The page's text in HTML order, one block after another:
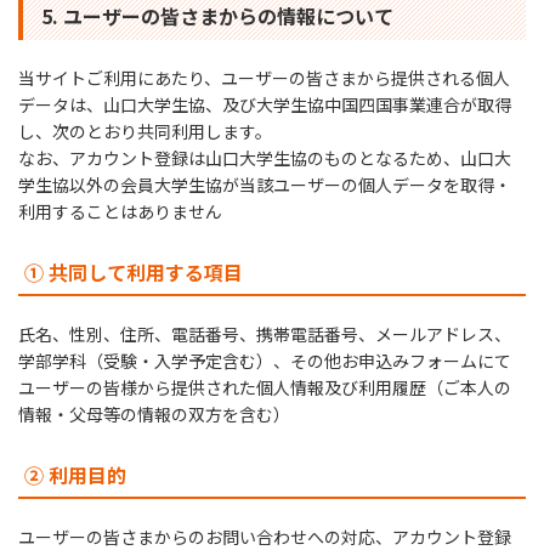
5. ユーザーの皆さまからの情報について
当サイトご利用にあたり、ユーザーの皆さまから提供される個人
データは、山口大学生協、及び大学生協中国四国事業連合が取得
し、次のとおり共同利用します。
なお、アカウント登録は山口大学生協のものとなるため、山口大
学生協以外の会員大学生協が当該ユーザーの個人データを取得・
利用することはありません
① 共同して利用する項目
氏名、性別、住所、電話番号、携帯電話番号、メールアドレス、
学部学科（受験・入学予定含む）、その他お申込みフォームにて
ユーザーの皆様から提供された個人情報及び利用履歴（ご本人の
情報・父母等の情報の双方を含む）
② 利用目的
ユーザーの皆さまからのお問い合わせへの対応、アカウント登録